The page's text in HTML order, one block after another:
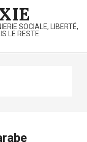
SOCIALE, LIBERTÉ,
LE RESTE.